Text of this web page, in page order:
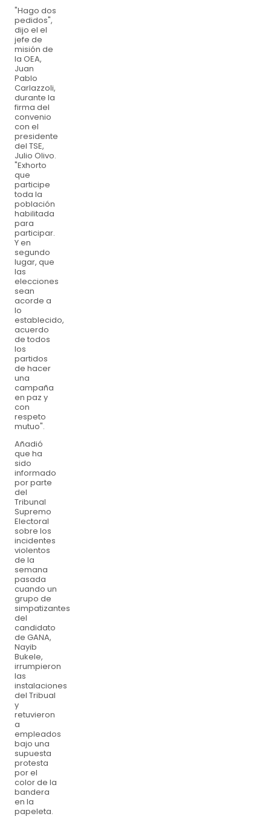
"Hago dos
pedidos",
dijo el el
jefe de
misión de
la OEA,
Juan
Pablo
Carlazzoli,
durante la
firma del
convenio
con el
presidente
del TSE,
Julio Olivo.
"Exhorto
que
participe
toda la
población
habilitada
para
participar.
Y en
segundo
lugar, que
las
elecciones
sean
acorde a
lo
establecido,
acuerdo
de todos
los
partidos
de hacer
una
campaña
en paz y
con
respeto
mutuo".
Añadió
que ha
sido
informado
por parte
del
Tribunal
Supremo
Electoral
sobre los
incidentes
violentos
de la
semana
pasada
cuando un
grupo de
simpatizantes
del
candidato
de GANA,
Nayib
Bukele,
irrumpieron
las
instalaciones
del Tribual
y
retuvieron
a
empleados
bajo una
supuesta
protesta
por el
color de la
bandera
en la
papeleta.